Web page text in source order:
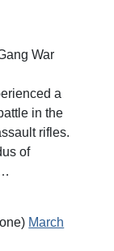
War
a
in the
rifles.
of
March